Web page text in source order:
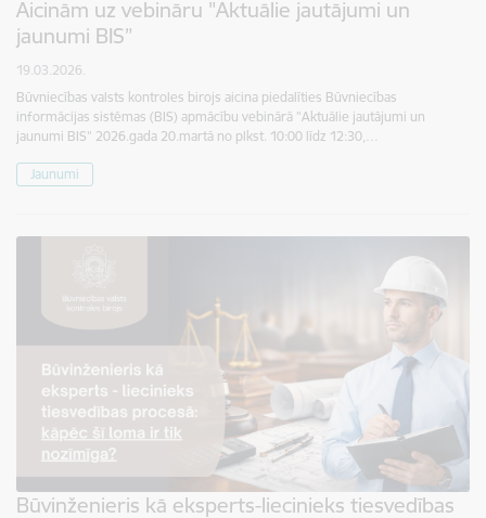
Aicinām uz vebināru "Aktuālie jautājumi un
jaunumi BIS”
19.03.2026.
Būvniecības valsts kontroles birojs aicina piedalīties Būvniecības
informācijas sistēmas (BIS) apmācību vebinārā "Aktuālie jautājumi un
jaunumi BIS" 2026.gada 20.martā no plkst. 10:00 līdz 12:30,…
Jaunumi
Būvinženieris kā eksperts-liecinieks tiesvedības